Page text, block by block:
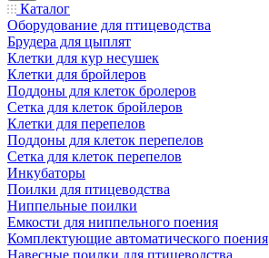
Каталог
Оборудование для птицеводства
Брудера для цыплят
Клетки для кур несушек
Клетки для бройлеров
Поддоны для клеток бролеров
Сетка для клеток бройлеров
Клетки для перепелов
Поддоны для клеток перепелов
Сетка для клеток перепелов
Инкубаторы
Поилки для птицеводства
Ниппельные поилки
Емкости для ниппельного поения
Комплектующие автоматического поения
Навесные поилки для птицеводства